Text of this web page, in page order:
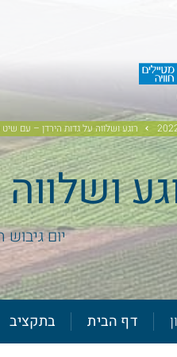
רוגע ושלווה על גדות הירדן – עם שיט
יום
דף הבית בתקציב